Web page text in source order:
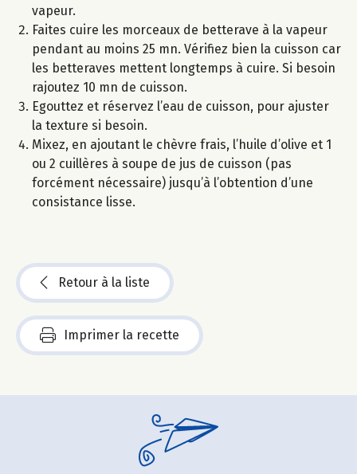
vapeur.
Faites cuire les morceaux de betterave à la vapeur
pendant au moins 25 mn. Vérifiez bien la cuisson car
les betteraves mettent longtemps à cuire. Si besoin
rajoutez 10 mn de cuisson.
Egouttez et réservez l’eau de cuisson, pour ajuster
la texture si besoin.
Mixez, en ajoutant le chèvre frais, l’huile d’olive et 1
ou 2 cuillères à soupe de jus de cuisson (pas
forcément nécessaire) jusqu’à l’obtention d’une
consistance lisse.
Retour à la liste
Imprimer la recette